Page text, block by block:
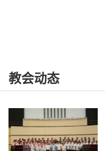
教会动态